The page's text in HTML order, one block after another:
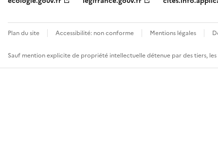
Plan du site Accessibilité: non conforme Mentions légales
Sauf mention explicite de propriété intellectuelle détenue par des tiers,